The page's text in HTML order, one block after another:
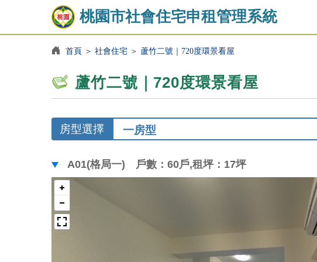
桃園市社會住宅申租管理系統
首頁 ＞ 社會住宅 ＞ 蘆竹二號｜720度環景看屋
蘆竹二號｜720度環景看屋
房型選擇
A01(格局一) 戶數：60戶,租坪：17坪